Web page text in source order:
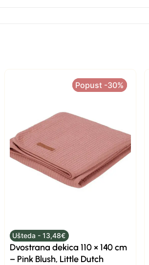
Popust -30%
Popust -30%
Ušteda - 13,48€
Dvostrana dekica 110 × 140 cm
– Pink Blush, Little Dutch